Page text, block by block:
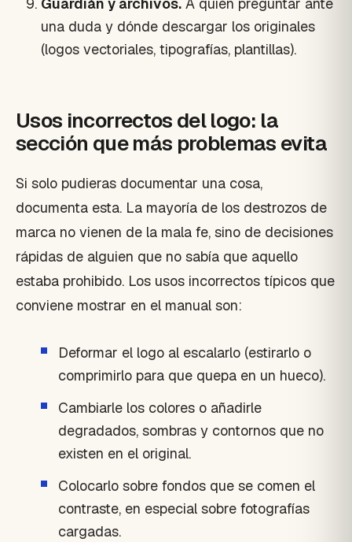
Guardián y archivos. A quién preguntar ante
una duda y dónde descargar los originales
(logos vectoriales, tipografías, plantillas).
Usos incorrectos del logo: la
sección que más problemas evita
Si solo pudieras documentar una cosa,
documenta esta. La mayoría de los destrozos de
marca no vienen de la mala fe, sino de decisiones
rápidas de alguien que no sabía que aquello
estaba prohibido. Los usos incorrectos típicos que
conviene mostrar en el manual son:
Deformar el logo al escalarlo (estirarlo o
comprimirlo para que quepa en un hueco).
Cambiarle los colores o añadirle
degradados, sombras y contornos que no
existen en el original.
Colocarlo sobre fondos que se comen el
contraste, en especial sobre fotografías
cargadas.